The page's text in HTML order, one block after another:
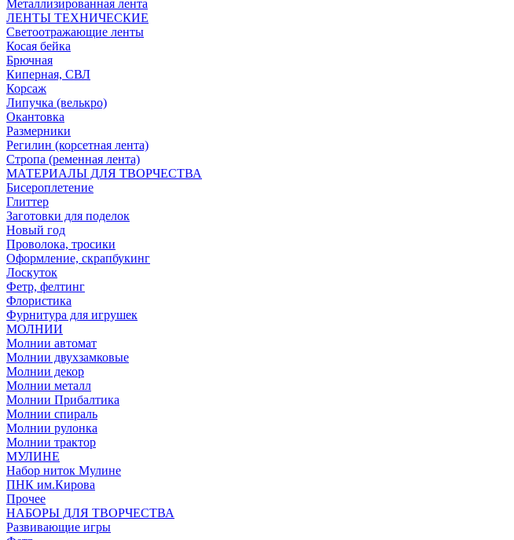
Металлизированная лента
ЛЕНТЫ ТЕХНИЧЕСКИЕ
Светоотражающие ленты
Косая бейка
Брючная
Киперная, СВЛ
Корсаж
Липучка (велькро)
Окантовка
Размерники
Регилин (корсетная лента)
Стропа (ременная лента)
МАТЕРИАЛЫ ДЛЯ ТВОРЧЕСТВА
Бисероплетение
Глиттер
Заготовки для поделок
Новый год
Проволока, тросики
Оформление, скрапбукинг
Лоскуток
Фетр, фелтинг
Флористика
Фурнитура для игрушек
МОЛНИИ
Молнии автомат
Молнии двухзамковые
Молнии декор
Молнии металл
Молнии Прибалтика
Молнии спираль
Молнии рулонка
Молнии трактор
МУЛИНЕ
Набор ниток Мулине
ПНК им.Кирова
Прочее
НАБОРЫ ДЛЯ ТВОРЧЕСТВА
Развивающие игры